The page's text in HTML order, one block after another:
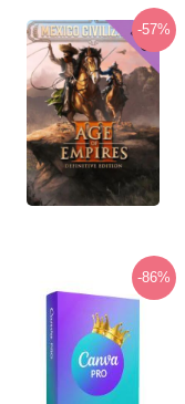
-57%
-86%